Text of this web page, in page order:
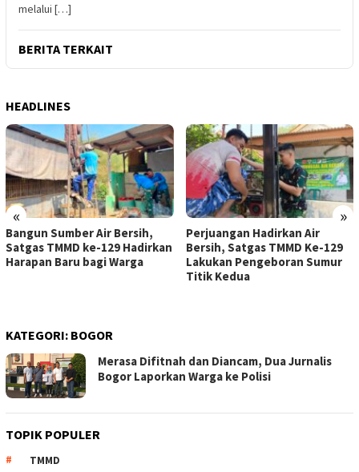
melalui […]
BERITA TERKAIT
HEADLINES
« »
Bangun Sumber Air Bersih,
Satgas TMMD ke-129 Hadirkan
Harapan Baru bagi Warga
Perjuangan Hadirkan Air
Bersih, Satgas TMMD Ke-129
Lakukan Pengeboran Sumur
Titik Kedua
KATEGORI: BOGOR
Merasa Difitnah dan Diancam, Dua Jurnalis
Bogor Laporkan Warga ke Polisi
TOPIK POPULER
TMMD